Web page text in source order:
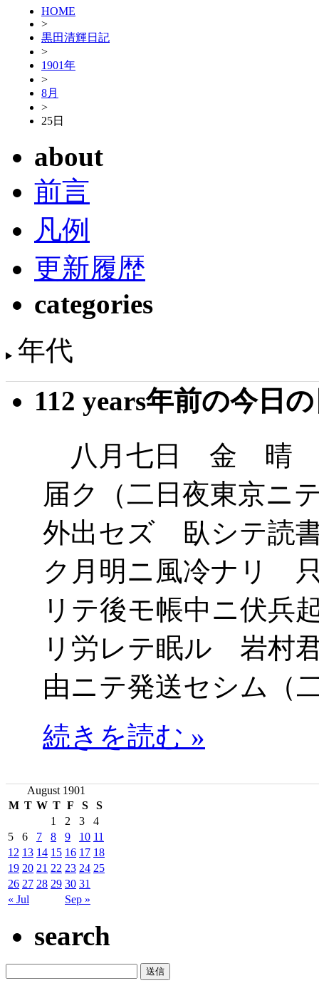
HOME
>
黒田清輝日記
>
1901年
>
8月
>
25日
about
前言
凡例
更新履歴
categories
年代
112 years年前の今日
八月七日 金 晴
届ク（二日夜東京ニ
外出セズ 臥シテ読
ク月明ニ風冷ナリ
リテ後モ帳中ニ伏
リ労レテ眠ル 岩村
由ニテ発送セシム（
続きを読む »
August 1901
M T W T F S S
« Jul Sep »
1 2 3
4
5
6 7 8 9 10 11
12 13 14 15 16 17 18
19 20 21 22 23 24 25
26 27 28 29 30 31
search